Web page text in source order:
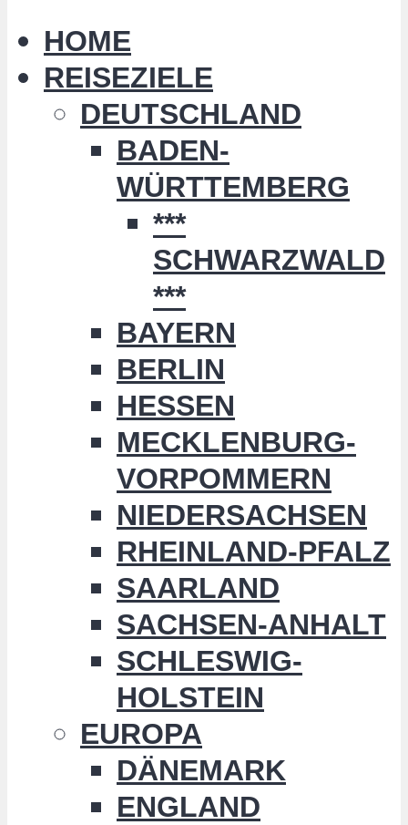
HOME
REISEZIELE
DEUTSCHLAND
BADEN-
WÜRTTEMBERG
***
SCHWARZWALD
***
BAYERN
BERLIN
HESSEN
MECKLENBURG-
VORPOMMERN
NIEDERSACHSEN
RHEINLAND-PFALZ
SAARLAND
SACHSEN-ANHALT
SCHLESWIG-
HOLSTEIN
EUROPA
DÄNEMARK
ENGLAND